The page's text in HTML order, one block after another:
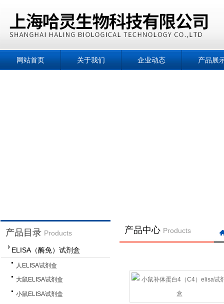
网站首页 关于我们 企业动态 产品展
产品目录 Products
ELISA（酶免）试剂盒
人ELISA试剂盒
大鼠ELISA试剂盒
小鼠ELISA试剂盒
产品中心 Products